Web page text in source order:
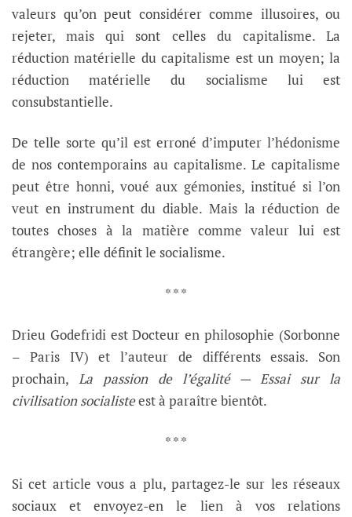
valeurs qu’on peut considérer comme illusoires, ou
rejeter, mais qui sont celles du capitalisme. La
réduction matérielle du capitalisme est un moyen; la
réduction matérielle du socialisme lui est
consubstantielle.
De telle sorte qu’il est erroné d’imputer l’hédonisme
de nos contemporains au capitalisme. Le capitalisme
peut être honni, voué aux gémonies, institué si l’on
veut en instrument du diable. Mais la réduction de
toutes choses à la matière comme valeur lui est
étrangère; elle définit le socialisme.
* * *
Drieu Godefridi est Docteur en philosophie (Sorbonne
– Paris IV) et l’auteur de différents essais. Son
prochain, La passion de l’égalité — Essai sur la
civilisation socialisteest à paraître bientôt.
* * *
Si cet article vous a plu, partagez-le sur les réseaux
sociaux et envoyez-en le lien à vos relations